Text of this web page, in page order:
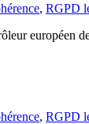
, RGPD
européen
, RGPD